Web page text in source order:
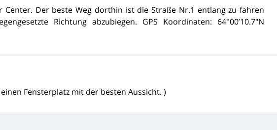
Center. Der beste Weg dorthin ist die Straße Nr.1 entlang zu fahren
Richtung abzubiegen. GPS Koordinaten: 64°00’10.7″N
Fensterplatz mit der besten Aussicht. )